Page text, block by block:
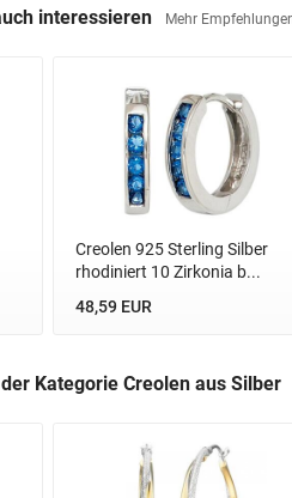
interessieren Mehr
Creolen 925 Sterling Silber
rhodiniert 10 Zirkonia b...
48,59 EUR
Kategorie Creolen aus Silber